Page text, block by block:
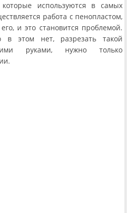
используются в самых
работа с пенопластом,
и это становится проблемой.
в этом нет, разрезать такой
руками, нужно только